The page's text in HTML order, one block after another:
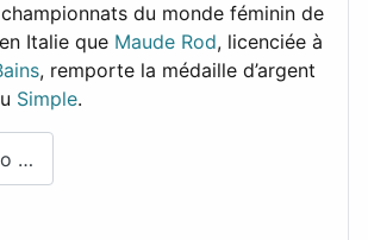
championnats du monde féminin de
Italie que Maude Rod, licenciée à
, remporte la médaille d’argent
Simple.
…